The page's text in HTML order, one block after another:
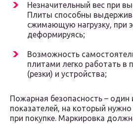
Незначительный вес при
Плиты способны
сжимающую нагрузку, при
деформируясь;
Возможность
плитами легко работать в
(резки) и устройства;
Пожарная безопасность – один
показателей, на который
при покупке. Маркировка